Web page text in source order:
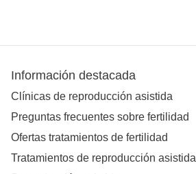
Información destacada
Clínicas de reproducción asistida
Preguntas frecuentes sobre fertilidad
Ofertas tratamientos de fertilidad
Tratamientos de reproducción asistida